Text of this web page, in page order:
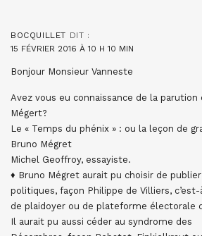
BOCQUILLET DIT :
15 FÉVRIER 2016 À 10 H 10 MIN
Bonjour Monsieur Vanneste
Avez vous eu connaissance de la parution
Mégert?
Le « Temps du phénix » : ou la leçon de
Bruno Mégret
Michel Geoffroy, essayiste.
♦ Bruno Mégret aurait pu choisir de
politiques, façon Philippe de Villiers,
de plaidoyer ou de plateforme électorale
Il aurait pu aussi céder au syndrome des